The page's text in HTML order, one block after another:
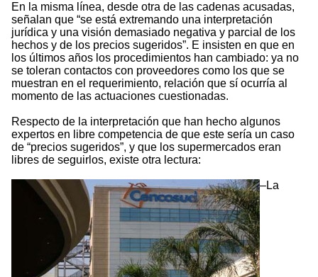
En la misma línea, desde otra de las cadenas acusadas,
señalan que “se está extremando una interpretación
jurídica y una visión demasiado negativa y parcial de los
hechos y de los precios sugeridos”. E insisten en que en
los últimos años los procedimientos han cambiado: ya no
se toleran contactos con proveedores como los que se
muestran en el requerimiento, relación que sí ocurría al
momento de las actuaciones cuestionadas.
Respecto de la interpretación que han hecho algunos
expertos en libre competencia de que este sería un caso
de “precios sugeridos”, y que los supermercados eran
libres de seguirlos, existe otra lectura:
–La